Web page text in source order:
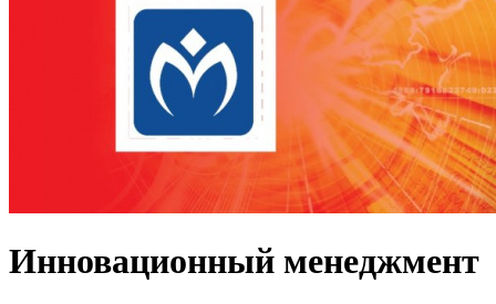
Инновационный менеджмент